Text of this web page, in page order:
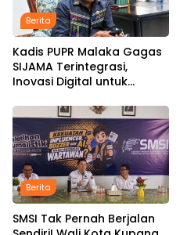
Berita
Kadis PUPR Malaka Gagas
SIJAMA Terintegrasi,
Inovasi Digital untuk
Infrastruktur
Berita
SMSI Tak Pernah Berjalan